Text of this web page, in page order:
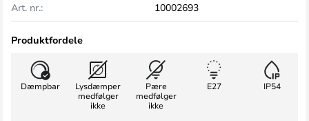
Art. nr.:
10002693
Produktfordele
Dæmpbar
Lysdæmper
medfølger
ikke
Pære
medfølger
ikke
E27
IP54